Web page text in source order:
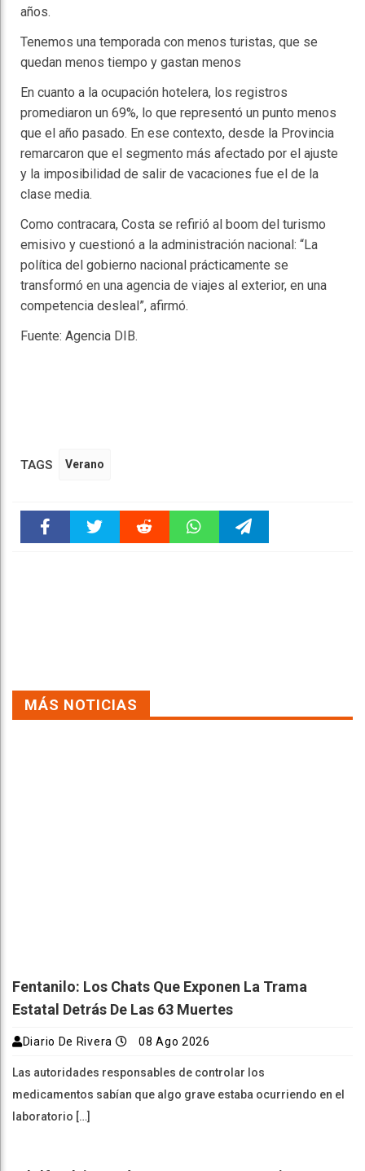
años.
Tenemos una temporada con menos turistas, que se
quedan menos tiempo y gastan menos
En cuanto a la ocupación hotelera, los registros
promediaron un 69%, lo que representó un punto menos
que el año pasado. En ese contexto, desde la Provincia
remarcaron que el segmento más afectado por el ajuste
y la imposibilidad de salir de vacaciones fue el de la
clase media.
Como contracara, Costa se refirió al boom del turismo
emisivo y cuestionó a la administración nacional: “La
política del gobierno nacional prácticamente se
transformó en una agencia de viajes al exterior, en una
competencia desleal”, afirmó.
Fuente: Agencia DIB.
TAGS Verano
MÁS NOTICIAS
Fentanilo: Los Chats Que Exponen La Trama
Estatal Detrás De Las 63 Muertes
Diario De Rivera 08 Ago 2026
Las autoridades responsables de controlar los
medicamentos sabían que algo grave estaba ocurriendo en el
laboratorio […]